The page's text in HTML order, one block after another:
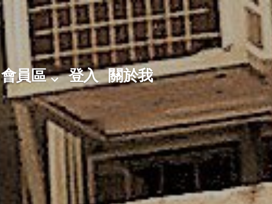
會員區 登入 關於我